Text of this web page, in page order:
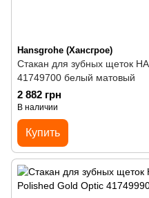
Hansgrohe (Хансгрое)
Стакан для зубных щеток
41749700 белый матовый
2 882 грн
В наличии
Купить